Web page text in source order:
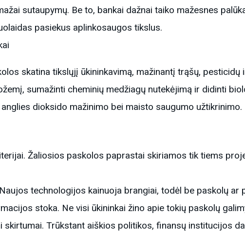
sutaupymų. Be to, bankai dažnai taiko mažesnes
pasiekus aplinkosaugos tikslus.
skatina tikslųjį ūkininkavimą, mažinantį trąšų, pesticidų
sumažinti cheminių medžiagų nutekėjimą ir didinti
dioksido mažinimo bei maisto saugumo užtikrinimo.
Žaliosios paskolos paprastai skiriamos tik tiems
technologijos kainuoja brangiai, todėl be paskolų ar
stoka. Ne visi ūkininkai žino apie tokių paskolų
skirtumai. Trūkstant aiškios politikos, finansų institucijos